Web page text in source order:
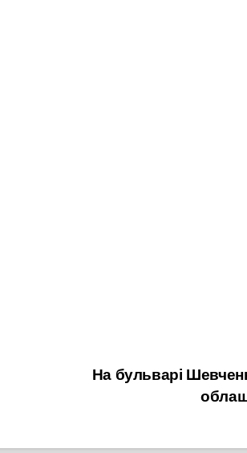
На бульварі